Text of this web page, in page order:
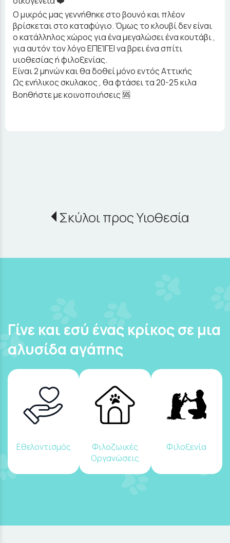
Ο μικρός μας γεννήθηκε στο βουνό και πλέον
βρίσκεται στο καταφύγιο. Όμως το κλουβί δεν είναι
ο κατάλληλος χώρος για ένα μεγαλώσει ένα κουτάβι ,
για αυτόν τον λόγο ΕΠΕΊΓΕΙ να βρει ένα σπίτι
υιοθεσίας ή φιλοξενίας.
Είναι 2 μηνών και θα δοθεί μόνο εντός Αττικής
Ως ενήλικος σκυλακος , θα φτάσει τα 20-25 κιλα
Βοηθήστε με κοινοποιήσεις 🆘
Σκύλοι προς Υιοθεσία
Γίνε και εσύ ένας κρίκος σε μια
αλυσίδα αγάπης
Εθελοντισμός
Φιλοζωικές
Οργανώσεις
Φιλοξενία